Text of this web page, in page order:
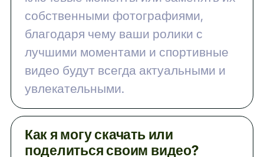
собственными фотографиями,
благодаря чему ваши ролики с
лучшими моментами и спортивные
видео будут всегда актуальными и
увлекательными.
Как я могу скачать или
поделиться своим видео?